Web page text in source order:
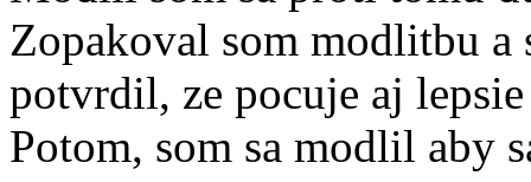
Zopakoval som modlitbu
potvrdil, ze pocuje aj
Potom, som sa modlil aby